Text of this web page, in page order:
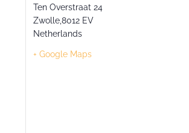
Ten Overstraat 24
Zwolle,8012 EV
Netherlands
+ Google Maps